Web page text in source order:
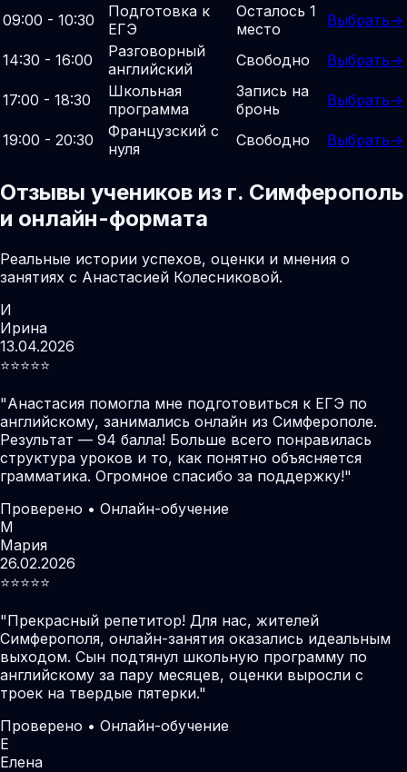
09:00 - 10:30
Подготовка к
ЕГЭ
Осталось 1
место
Выбрать→
14:30 - 16:00
Разговорный
английский
Свободно Выбрать→
17:00 - 18:30
Школьная
программа
Запись на
бронь
Выбрать→
19:00 - 20:30
Французский с
нуля
Свободно Выбрать→
Отзывы учеников из г. Симферополь
и онлайн-формата
Реальные истории успехов, оценки и мнения о
занятиях с Анастасией Колесниковой.
И
Ирина
13.04.2026
⭐️⭐️⭐️⭐️⭐️
"Анастасия помогла мне подготовиться к ЕГЭ по
английскому, занимались онлайн из Симферополе.
Результат — 94 балла! Больше всего понравилась
структура уроков и то, как понятно объясняется
грамматика. Огромное спасибо за поддержку!"
Проверено • Онлайн-обучение
М
Мария
26.02.2026
⭐️⭐️⭐️⭐️⭐️
"Прекрасный репетитор! Для нас, жителей
Симферополя, онлайн-занятия оказались идеальным
выходом. Сын подтянул школьную программу по
английскому за пару месяцев, оценки выросли с
троек на твердые пятерки."
Проверено • Онлайн-обучение
Е
Елена